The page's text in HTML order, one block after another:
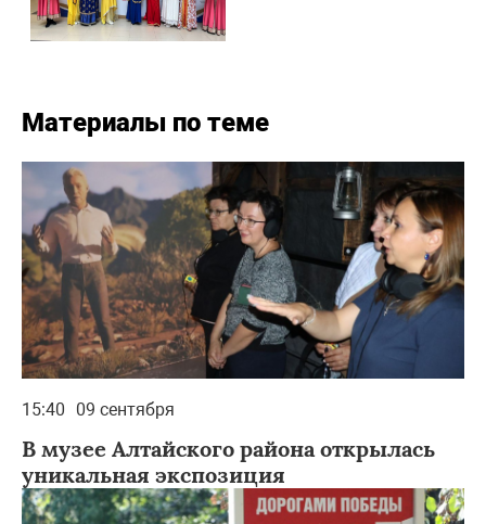
Материалы по теме
15:40 09 сентября
В музее Алтайского района открылась
уникальная экспозиция